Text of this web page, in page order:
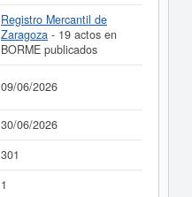
Registro Mercantil de
Zaragoza - 19 actos en
BORME publicados
09/06/2026
30/06/2026
301
1